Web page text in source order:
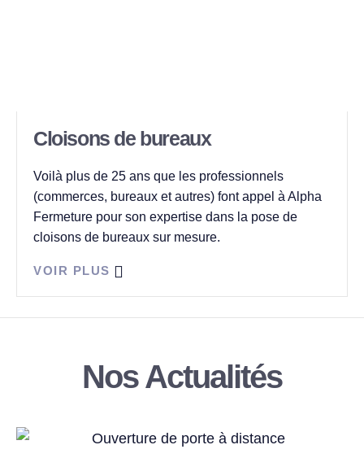
Cloisons de bureaux
Voilà plus de 25 ans que les professionnels
(commerces, bureaux et autres) font appel à Alpha
Fermeture pour son expertise dans la pose de
cloisons de bureaux sur mesure.
VOIR PLUS
Nos Actualités